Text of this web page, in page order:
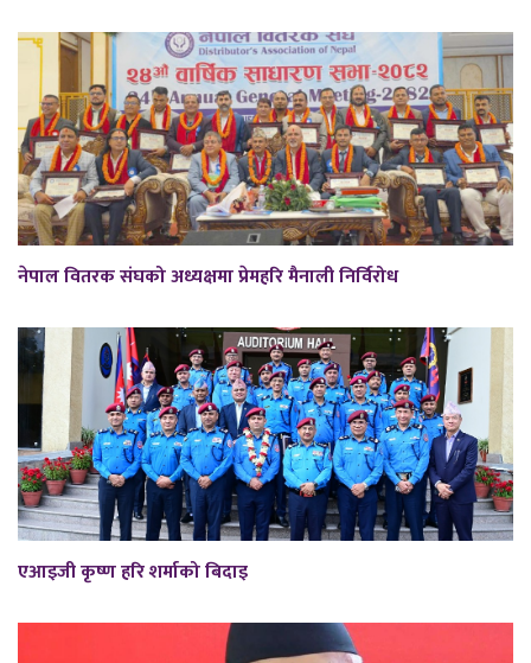
नेपाल वितरक संघको अध्यक्षमा प्रेमहरि मैनाली निर्विरोध
एआइजी कृष्ण हरि शर्माको बिदाइ